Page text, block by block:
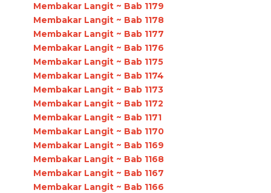
Membakar Langit ~ Bab 1179
Membakar Langit ~ Bab 1178
Membakar Langit ~ Bab 1177
Membakar Langit ~ Bab 1176
Membakar Langit ~ Bab 1175
Membakar Langit ~ Bab 1174
Membakar Langit ~ Bab 1173
Membakar Langit ~ Bab 1172
Membakar Langit ~ Bab 1171
Membakar Langit ~ Bab 1170
Membakar Langit ~ Bab 1169
Membakar Langit ~ Bab 1168
Membakar Langit ~ Bab 1167
Membakar Langit ~ Bab 1166